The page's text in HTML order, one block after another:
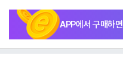
APP에서 구매하면